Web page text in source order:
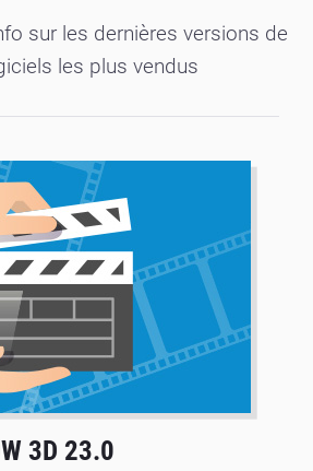
sur les dernières versions de
les plus vendus
3D 23.0